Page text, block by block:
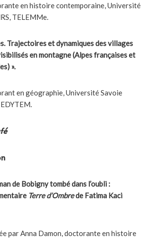
en histoire contemporaine, Université
TELEMMe.
Trajectoires et dynamiques des villages
en montagne (Alpes françaises et
».
en géographie, Université Savoie
de Bobigny tombé dans l’oubli :
Terre d’Ombrede Fatima Kaci
par Anna Damon, doctorante en histoire